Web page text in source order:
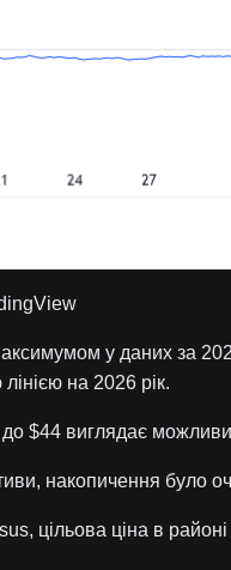
у даних за
на 2026 рік.
$44 виглядає
накопичення було
цільова ціна в